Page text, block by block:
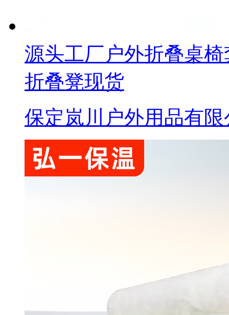
源头工厂户外折叠桌
折叠凳现货
保定岚川户外用品有限